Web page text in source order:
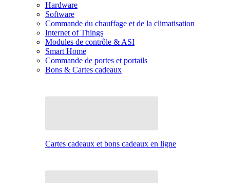
Hardware
Software
Commande du chauffage et de la climatisation
Internet of Things
Modules de contrôle & ASI
Smart Home
Commande de portes et portails
Bons & Cartes cadeaux
Cartes cadeaux et bons cadeaux en ligne